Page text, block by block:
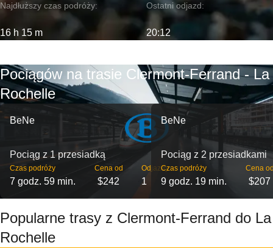
Najdłuższy czas podróży:
16 h 15 m
Ostatni odjazd:
20:12
Pociągów na trasie Clermont-Ferrand - La
Rochelle
BeNe
Pociąg z 1 przesiadką
Czas podróży
7 godz. 59 min.
Cena od
$242
Odjazdy
1
BeNe
Pociąg z 2 przesiadkami
Czas podróży
9 godz. 19 min.
Cena
$207
Popularne trasy z Clermont-Ferrand do La
Rochelle